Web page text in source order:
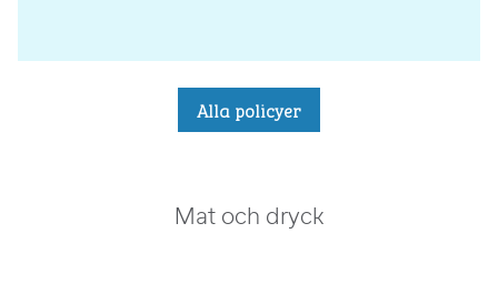
Alla policyer
Mat och dryck